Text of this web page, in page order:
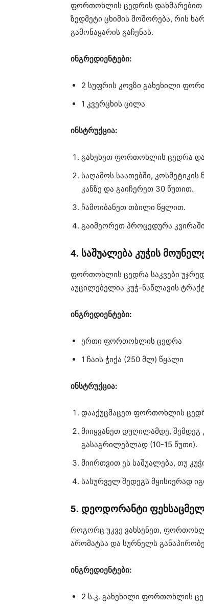
ფორთოხლის ცედრის დახმარებით
ზედმეტი ცხიმის მოშორება, რის
გამონაყარის გაჩენას.
ინგრედიენტები:
2 სუფრის კოვზი გახეხილი
1 კვერცხის ცილა
ინსტრუქცია:
გახეხეთ ფორთოხლის ცედრა და
საღამოს საათებში, კოსმეტიკის
კანზე და გაიჩერეთ 30 წუთით.
ჩამოიბანეთ თბილი წყლით.
გაიმეორეთ პროცედურა
4. საშუალება კუჭის
ფორთოხლის ცედრა საკვები
აუცილებელია კუჭ-ნაწლავის
ინგრედიენტები:
ერთი ფორთოხლის ცედრა
1 ჩაის ჭიქა (250 მლ) წყალი
ინსტრუქცია:
დააქუცმაცეთ ფორთოხლის
მიიყვანეთ დუღილამდე,
გასაგრილებლად (10-15 წუთი).
მიირთვით ეს საშუალება, თუ
სასურველ შედეგს მყისიერად
5. დეოდორანტი
როგორც უკვე ვახსენეთ,
არომატსა და სურნელს
ინგრედიენტები:
2 ს.კ. გახეხილი ფორთოხლის